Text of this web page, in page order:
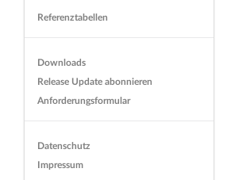
Referenztabellen
Downloads
Release Update abonnieren
Anforderungsformular
Datenschutz
Impressum